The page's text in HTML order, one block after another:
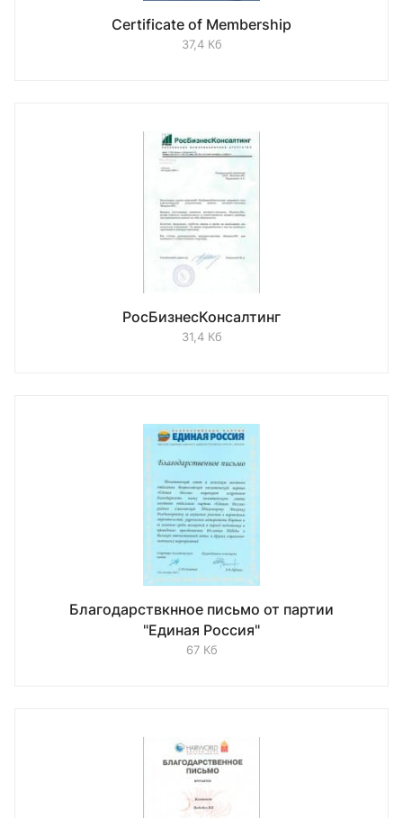
Certificate of Membership
37,4 Кб
PocБизнесКонсалтинг
31,4 Кб
Благодарствкнное письмо от партии
"Единая Россия"
67 Кб